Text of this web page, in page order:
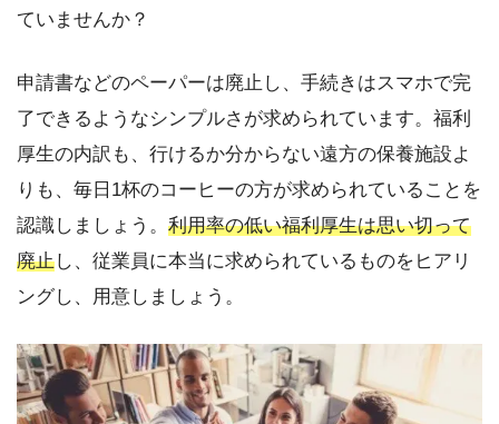
ていませんか？
申請書などのペーパーは廃止し、手続きはスマホで完
了できるようなシンプルさが求められています。福利
厚生の内訳も、行けるか分からない遠方の保養施設よ
りも、毎日1杯のコーヒーの方が求められていることを
認識しましょう。 利用率の低い福利厚生は思い切って
廃止し、従業員に本当に求められているものをヒアリ
ングし、用意しましょう。